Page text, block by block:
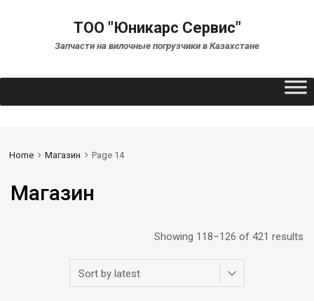
ТОО "Юникарс Сервис"
Запчасти на вилочные погрузчики в Казахстане
Home Магазин Page 14
Магазин
Showing 118–126 of 421 results